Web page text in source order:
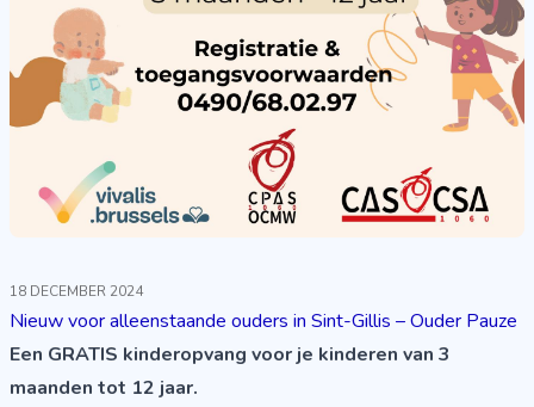
18 DECEMBER 2024
Nieuw voor alleenstaande ouders in Sint-Gillis – Ouder Pauze
Een GRATIS kinderopvang voor je kinderen van 3
maanden tot 12 jaar.